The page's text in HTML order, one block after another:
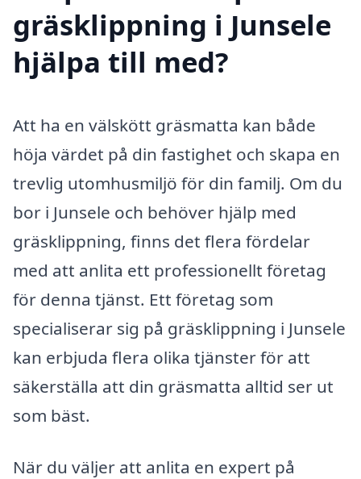
gräsklippning i Junsele
hjälpa till med?
Att ha en välskött gräsmatta kan både
höja värdet på din fastighet och skapa en
trevlig utomhusmiljö för din familj. Om du
bor i Junsele och behöver hjälp med
gräsklippning, finns det flera fördelar
med att anlita ett professionellt företag
för denna tjänst. Ett företag som
specialiserar sig på gräsklippning i Junsele
kan erbjuda flera olika tjänster för att
säkerställa att din gräsmatta alltid ser ut
som bäst.
När du väljer att anlita en expert på